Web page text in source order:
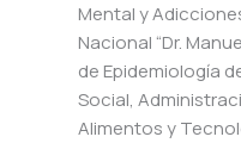
Mental y
Nacional “Dr.
de Epidemiología
Social,
Alimentos y